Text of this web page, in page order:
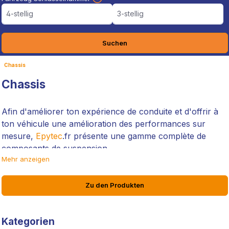
4-stellig
3-stellig
Suchen
Chassis
Chassis
Afin d'améliorer ton expérience de conduite et d'offrir à
ton véhicule une amélioration des performances sur
mesure, Epytec.fr présente une gamme complète de
composants de suspension.
exigence de qualité "Made in Germany", nos produits de
suspension te permettent d'ajuster avec précision le
Des kits d'abaissement aux roulements de suspension
Mehr anzeigen
Zu den Produkten
Kategorien